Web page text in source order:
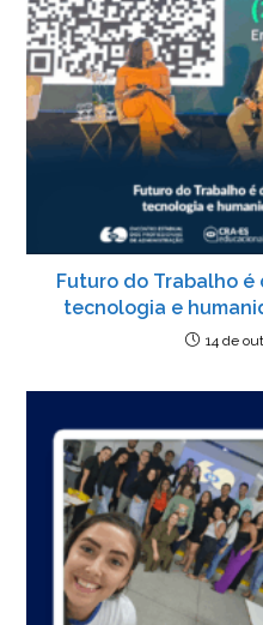
Futuro do Trabalho é
tecnologia e
14 de